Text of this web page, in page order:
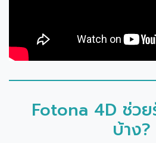
Fotona 4D ช่วย
บ้าง?